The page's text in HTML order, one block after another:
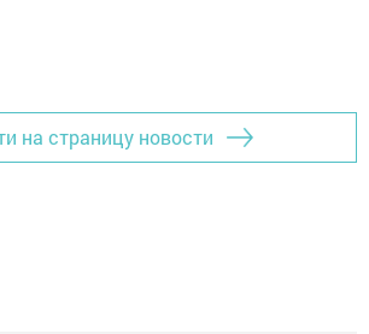
на страницу новости